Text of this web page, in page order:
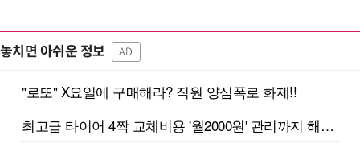
놓치면 아쉬운 정보 AD